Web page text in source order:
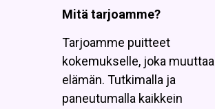
Mitä tarjoamme?
Tarjoamme puitteet
kokemukselle, joka muuttaa
elämän. Tutkimalla ja
paneutumalla kaikkein